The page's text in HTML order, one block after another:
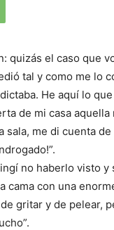
quizás el caso que
tal y como me lo
He aquí lo
de mi casa
sala, me di cuenta
no haberlo visto y
cama con una
gritar y de pelear,